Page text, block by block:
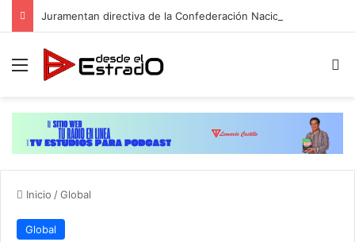
Menú
Inicio /Global
Global